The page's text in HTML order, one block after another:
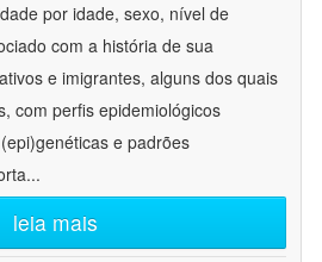
por idade, sexo, nível de
com a história de sua
e imigrantes, alguns dos quais
com perfis epidemiológicos
e padrões
...
leia mais